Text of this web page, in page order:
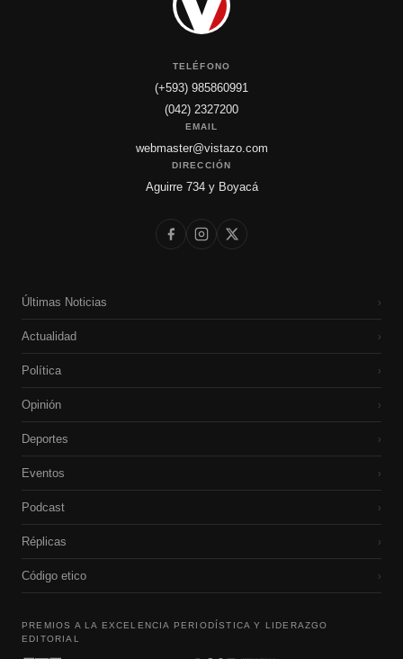
TELÉFONO
(+593) 985860991
(042) 2327200
EMAIL
webmaster@vistazo.com
DIRECCIÓN
Aguirre 734 y Boyacá
Últimas Noticias ›
Actualidad ›
Política ›
Opinión ›
Deportes ›
Eventos ›
Podcast ›
Réplicas ›
Código etico ›
PREMIOS A LA EXCELENCIA PERIODÍSTICA Y LIDERAZGO
EDITORIAL